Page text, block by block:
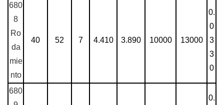
680
8
Ro
da
mie
nto
40 52 7 4.410 3.890 10000 13000
0.
0
3
3
0
680
0.